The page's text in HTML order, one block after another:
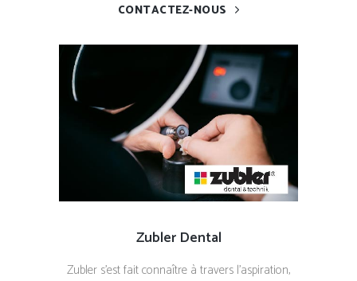
CONTACTEZ-NOUS
Zubler Dental
Zubler s’est fait connaître à travers l’aspiration,